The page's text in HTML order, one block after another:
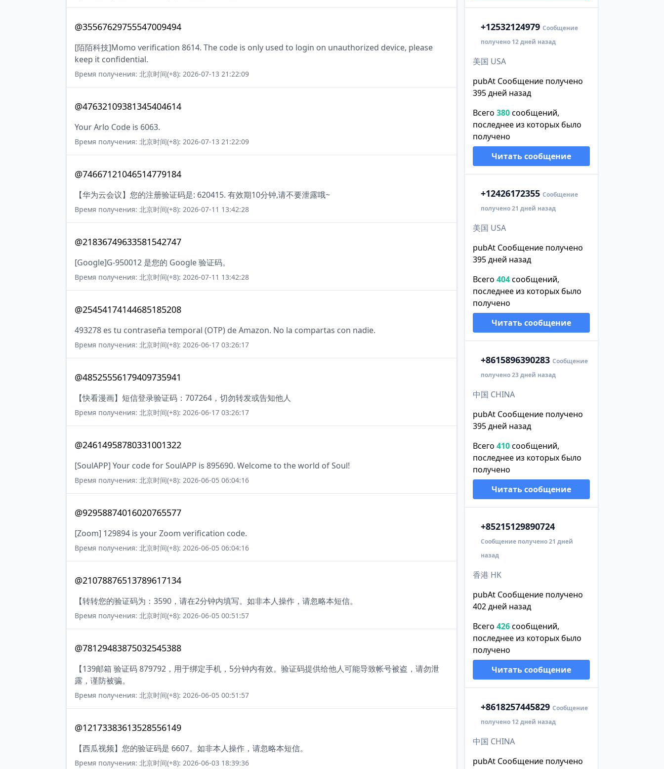
@35567629755547009494
[陌陌科技]Momo verification 8614. The code is only used to login on unauthorized device, please
keep it confidential.
Время получения: 北京时间(+8): 2026-07-13 21:22:09
@47632109381345404614
Your Arlo Code is 6063.
Время получения: 北京时间(+8): 2026-07-13 21:22:09
@74667121046514779184
【华为云会议】您的注册验证码是: 620415. 有效期10分钟,请不要泄露哦~
Время получения: 北京时间(+8): 2026-07-11 13:42:28
@21836749633581542747
[Google]G-950012 是您的 Google 验证码。
Время получения: 北京时间(+8): 2026-07-11 13:42:28
@25454174144685185208
493278 es tu contraseña temporal (OTP) de Amazon. No la compartas con nadie.
Время получения: 北京时间(+8): 2026-06-17 03:26:17
@48525556179409735941
【快看漫画】短信登录验证码：707264，切勿转发或告知他人
Время получения: 北京时间(+8): 2026-06-17 03:26:17
@24614958780331001322
[SoulAPP] Your code for SoulAPP is 895690. Welcome to the world of Soul!
Время получения: 北京时间(+8): 2026-06-05 06:04:16
@92958874016020765577
[Zoom] 129894 is your Zoom verification code.
Время получения: 北京时间(+8): 2026-06-05 06:04:16
@21078876513789617134
【转转您的验证码为：3590，请在2分钟内填写。如非本人操作，请忽略本短信。
Время получения: 北京时间(+8): 2026-06-05 00:51:57
@78129483875032545388
【139邮箱 验证码 879792，用于绑定手机，5分钟内有效。验证码提供给他人可能导致帐号被盗，请勿泄
露，谨防被骗。
Время получения: 北京时间(+8): 2026-06-05 00:51:57
@12173383613528556149
【西瓜视频】您的验证码是 6607。如非本人操作，请忽略本短信。
Время получения: 北京时间(+8): 2026-06-03 18:39:36
+12532124979 Сообщение
получено 12 дней назад
美国 USA
pubAt Сообщение получено
395 дней назад
Всего 380сообщений,
последнее из которых было
получено
Читать сообщение
+12426172355 Сообщение
получено 21 дней назад
美国 USA
pubAt Сообщение получено
395 дней назад
Всего 404сообщений,
последнее из которых было
получено
Читать сообщение
+8615896390283 Сообщение
получено 23 дней назад
中国 CHINA
pubAt Сообщение получено
395 дней назад
Всего 410сообщений,
последнее из которых было
получено
Читать сообщение
+85215129890724
Сообщение получено 21 дней
назад
香港 HK
pubAt Сообщение получено
402 дней назад
Всего 426сообщений,
последнее из которых было
получено
Читать сообщение
+8618257445829 Сообщение
получено 12 дней назад
中国 CHINA
pubAt Сообщение получено